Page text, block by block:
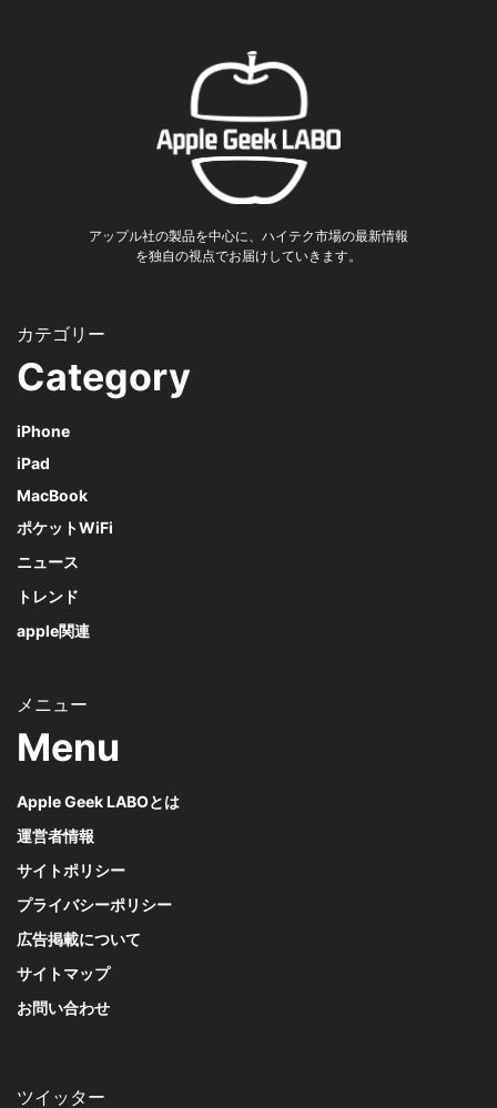
アップル社の製品を中心に、ハイテク市場の最新情報
を独自の視点でお届けしていきます。
Category
iPhone
iPad
MacBook
ポケットWiFi
ニュース
トレンド
apple関連
Menu
Apple Geek LABOとは
運営者情報
サイトポリシー
プライバシーポリシー
広告掲載について
サイトマップ
お問い合わせ